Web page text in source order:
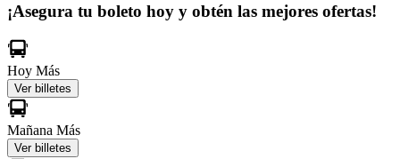
¡Asegura tu boleto hoy y obtén las mejores ofertas!
Hoy Más
Ver billetes
Mañana Más
Ver billetes